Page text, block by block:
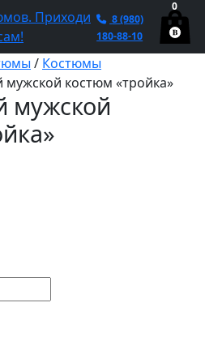
8 (980)
180-88-10
0
/ Костюмы
костюм «тройка»
мужской